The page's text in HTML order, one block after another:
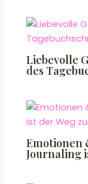
Liebevolle
des
Emotionen
Journaling